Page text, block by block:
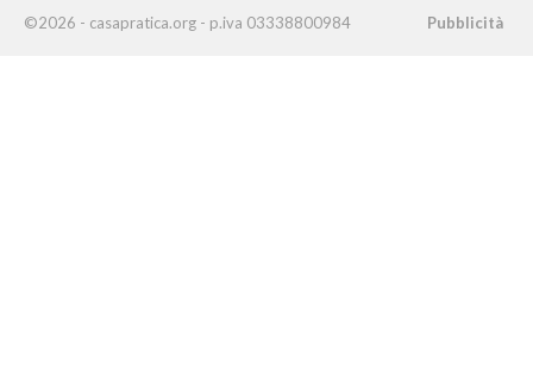
©2026 - casapratica.org - p.iva 03338800984 Pubblicità